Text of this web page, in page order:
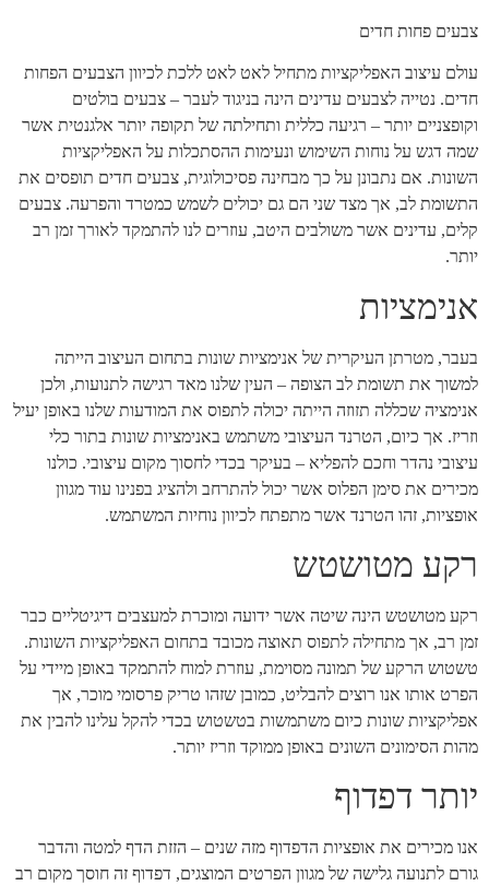
צבעים פחות חדים
עולם עיצוב האפליקציות מתחיל לאט לאט ללכת לכיוון הצבעים הפחות
חדים. נטייה לצבעים עדינים הינה בניגוד לעבר – צבעים בולטים
וקופצניים יותר – רגיעה כללית ותחילתה של תקופה יותר אלגנטית אשר
שמה דגש על נוחות השימוש ונעימות ההסתכלות על האפליקציות
השונות. אם נתבונן על כך מבחינה פסיכולוגית, צבעים חדים תופסים את
התשומת לב, אך מצד שני הם גם יכולים לשמש כמטרד והפרעה. צבעים
קלים, עדינים אשר משולבים היטב, עוזרים לנו להתמקד לאורך זמן רב
יותר.
אנימציות
בעבר, מטרתן העיקרית של אנימציות שונות בתחום העיצוב הייתה
למשוך את תשומת לב הצופה – העין שלנו מאד רגישה לתנועות, ולכן
אנימציה שכללה תזוזה הייתה יכולה לתפוס את המודעות שלנו באופן יעיל
וזריז. אך כיום, הטרנד העיצובי משתמש באנימציות שונות בתור כלי
עיצובי נהדר וחכם להפליא – בעיקר בכדי לחסוך מקום עיצובי. כולנו
מכירים את סימן הפלוס אשר יכול להתרחב ולהציג בפנינו עוד מגוון
אופציות, זהו הטרנד אשר מתפתח לכיוון נוחיות המשתמש.
רקע מטושטש
רקע מטושטש הינה שיטה אשר ידועה ומוכרת למעצבים דיגיטליים כבר
זמן רב, אך מתחילה לתפוס תאוצה מכובד בתחום האפליקציות השונות.
טשטוש הרקע של תמונה מסוימת, עוזרת למוח להתמקד באופן מיידי על
הפרט אותו אנו רוצים להבליט, כמובן שזהו טריק פרסומי מוכר, אך
אפליקציות שונות כיום משתמשות בטשטוש בכדי להקל עלינו להבין את
מהות הסימונים השונים באופן ממוקד וזריז יותר.
יותר דפדוף
אנו מכירים את אופציות הדפדוף מזה שנים – הזזת הדף למטה והדבר
גורם לתנועה גלישה של מגוון הפרטים המוצגים, דפדוף זה חוסך מקום רב